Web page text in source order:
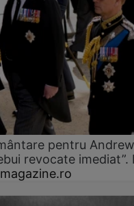
pentru Andrew
revocate imediat”.